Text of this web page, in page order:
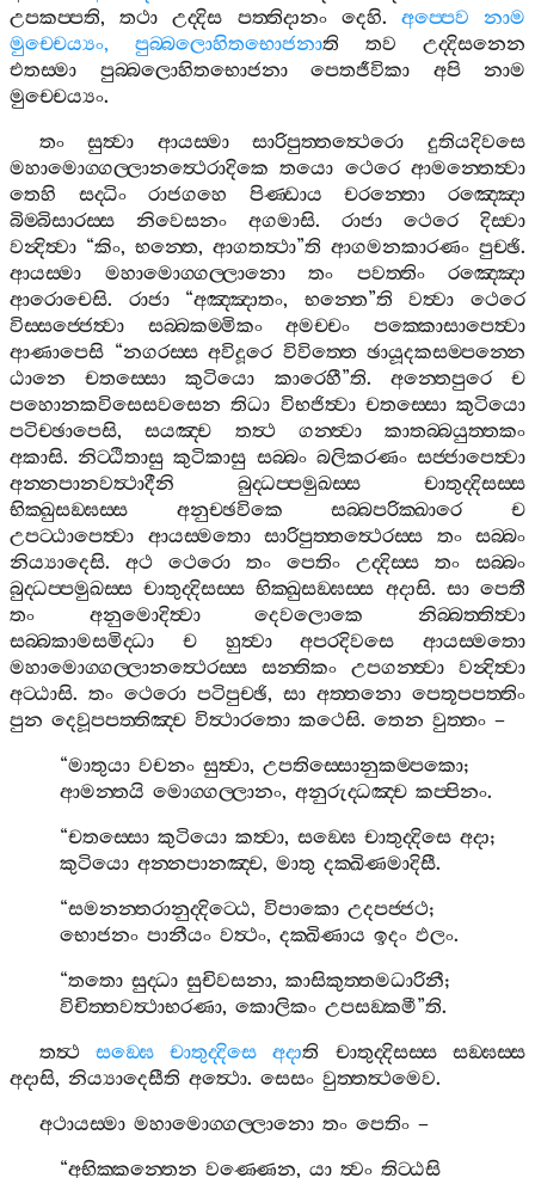
උපකප‍්පති,තථා උද‍්දිස පත‍්තිදානං දෙහි. අප‍්පෙව
නාම
මුච‍්චෙය්‍යං, පුබ‍්බලොහිතභොජනාති තව
උද‍්දිසනෙන
එතස‍්මා
පුබ‍්බලොහිතභොජනා පෙතජීවිකා අපි
නාම
මුච‍්චෙය්‍යං.
තං
සුත්‍වා ආයස‍්මා සාරිපුත‍්තත්‍ථෙරො
දුතියදිවසෙ
මහාමොග‍්ගල‍්ලානත්‍ථෙරාදිකෙ තයො ථෙරෙ ආමන‍්තෙත්‍වා
තෙහි
සද‍්ධිං රාජගහෙ පිණ‍්ඩාය චරන‍්තො
රඤ‍්ඤො
බිම‍්බිසාරස‍්ස
නිවෙසනං අගමාසි. රාජා ථෙරෙ
දිස‍්වා
වන්‍දිත්‍වා “කිං, භන‍්තෙ, ආගතත්‍ථා”ති ආගමනකාරණං පුච‍්ඡි.
ආයස‍්මා
මහාමොග‍්ගල‍්ලානො තං පවත‍්තිං
රඤ‍්ඤො
ආරොචෙසි. රාජා“අඤ‍්ඤාතං, භන‍්තෙ”ති වත්‍වා
ථෙරෙ
විස‍්සජ‍්ජෙත්‍වා
සබ‍්බකම‍්මිකං අමච‍්චං
පක‍්කොසාපෙත්‍වා
ආණාපෙසි “නගරස‍්ස අවිදූරෙ විවිත‍්තෙ ඡායූදකසම‍්පන‍්නෙ
ඨානෙ
චතස‍්සො කුටියො කාරෙහී”ති. අන‍්තෙපුරෙ
ච
පහොනකවිසෙසවසෙන තිධා විභජිත්‍වා චතස‍්සො කුටියො
පටිච‍්ඡාපෙසි,සයඤ‍්ච තත්‍ථ ගන‍්ත්‍වා
කාතබ‍්බයුත‍්තකං
අකාසි.නිට‍්ඨිතාසු කුටිකාසු සබ‍්බං බලිකරණං සජ‍්ජාපෙත්‍වා
අන‍්නපානවත්‍ථාදීනි
බුද‍්ධප‍්පමුඛස‍්ස
චාතුද‍්දිසස‍්ස
භික‍්ඛුසඞ‍්ඝස‍්ස
අනුච‍්ඡවිකෙ සබ‍්බපරික‍්ඛාරෙ
ච
උපට‍්ඨාපෙත්‍වා
ආයස‍්මතො සාරිපුත‍්තත්‍ථෙරස‍්ස තං
සබ‍්බං
නිය්‍යාදෙසි. අථ ථෙරො තං පෙතිං උද‍්දිස‍්ස තං
සබ‍්බං
බුද‍්ධප‍්පමුඛස‍්ස චාතුද‍්දිසස‍්ස භික‍්ඛුසඞ‍්ඝස‍්ස අදාසි. සා පෙතී
තං
අනුමොදිත්‍වා දෙවලොකෙ
නිබ‍්බත‍්තිත්‍වා
සබ‍්බකාමසමිද‍්ධා
ච හුත්‍වා අපරදිවසෙ
ආයස‍්මතො
මහාමොග‍්ගල‍්ලානත්‍ථෙරස‍්ස
සන‍්තිකං උපගන‍්ත්‍වා
වන්‍දිත්‍වා
අට‍්ඨාසි. තං ථෙරො පටිපුච‍්ඡි, සා අත‍්තනො පෙතූපපත‍්තිං
පුන දෙවූපපත‍්තිඤ‍්ච විත්‍ථාරතො කථෙසි. තෙන වුත‍්තං –
“මාතුයා වචනං සුත්‍වා,උපතිස‍්සොනුකම‍්පකො;
ආමන‍්තයි මොග‍්ගල‍්ලානං,අනුරුද‍්ධඤ‍්ච කප‍්පිනං.
“චතස‍්සො කුටියො කත්‍වා,සඞ‍්ඝෙ චාතුද‍්දිසෙ අදා;
කුටියො අන‍්නපානඤ‍්ච,මාතු දක‍්ඛිණමාදිසී.
“සමනන‍්තරානුද‍්දිට‍්ඨෙ,විපාකො උදපජ‍්ජථ;
භොජනං පානීයං වත්‍ථං,දක‍්ඛිණාය ඉදං ඵලං.
“තතො සුද‍්ධා සුචිවසනා,කාසිකුත‍්තමධාරිනී;
විචිත‍්තවත්‍ථාභරණා,කොලිකං උපසඞ‍්කමී”ති.
තත්‍ථ
සඞ‍්ඝෙ චාතුද‍්දිසෙ අදාති චාතුද‍්දිසස‍්ස
සඞ‍්ඝස‍්ස
අදාසි, නිය්‍යාදෙසීති අත්‍ථො. සෙසං වුත‍්තත්‍ථමෙව.
අථායස‍්මා මහාමොග‍්ගල‍්ලානො තං පෙතිං–
“අභික‍්කන‍්තෙන වණ‍්ණෙන,යා ත්‍වං තිට‍්ඨසි